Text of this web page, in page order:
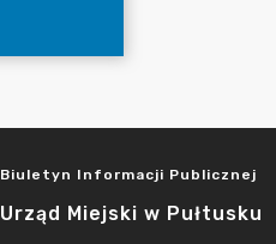
Biuletyn Informacji Publicznej
Urząd Miejski w Pułtusku